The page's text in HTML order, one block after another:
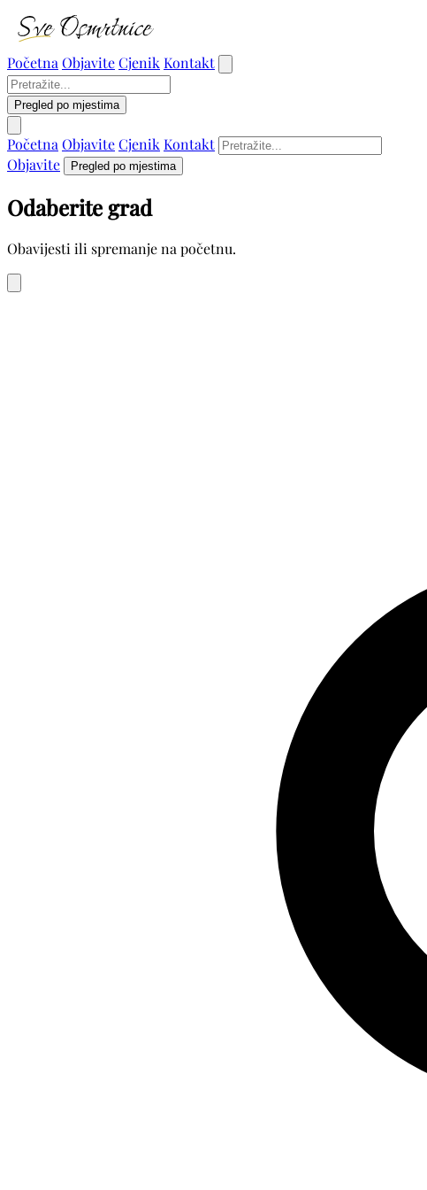
Početna ObjaviteCjenik Kontakt
Pregled po mjestima
Početna ObjaviteCjenik Kontakt
Objavite
Pregled po mjestima
Odaberite grad
Obavijesti ili spremanje na početnu.